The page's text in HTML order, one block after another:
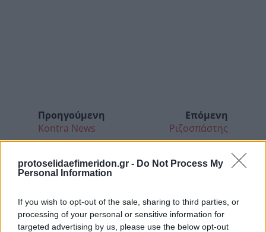
protoselidaefimeridon.gr - Do Not Process My
Personal Information
If you wish to opt-out of the sale, sharing to third parties, or
processing of your personal or sensitive information for
targeted advertising by us, please use the below opt-out
Προηγούμενη
Kontra News
Επόμενη
Ριζοσπάστης